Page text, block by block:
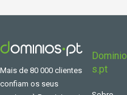
Mais de 80 000 clientes
confiam os seus
Dominio
s.pt